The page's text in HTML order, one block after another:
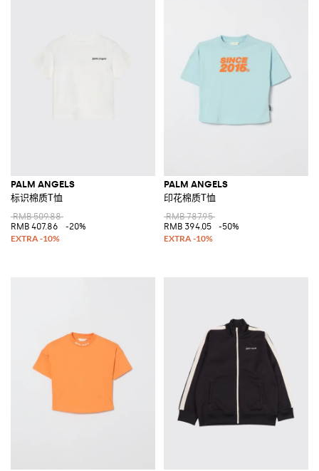
PALM ANGELS
标识棉质T恤
RMB 509.88
RMB 407.86
-20%
PALM ANGELS
印花棉质T恤
RMB 787.95
RMB 394.05
-50%